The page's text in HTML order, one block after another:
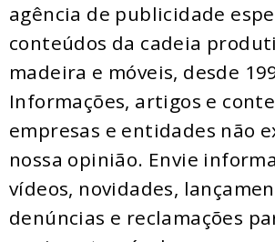
agência de publicidade
conteúdos da cadeia
madeira e móveis, desde
Informações, artigos e
empresas e entidades não
nossa opinião. Envie
vídeos, novidades,
denúncias e reclamações